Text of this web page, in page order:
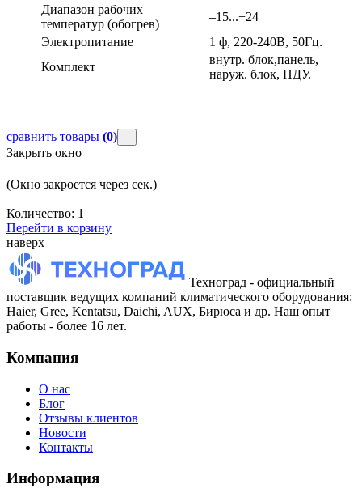
Диапазон рабочих
температур (обогрев)
–15...+24
Электропитание
1 ф, 220-240В, 50Гц.
Комплект
внутр. блок,панель,
наруж. блок, ПДУ.
сравнить товары (0)
Закрыть окно
(Окно закроется через сек.)
Количество: 1
Перейти в корзину
наверх
Техноград - официальный
поставщик ведущих компаний климатического оборудования:
Haier, Gree, Kentatsu, Daichi, AUX, Бирюса и др. Наш опыт
работы - более 16 лет.
Компания
О нас
Блог
Отзывы клиентов
Новости
Контакты
Информация